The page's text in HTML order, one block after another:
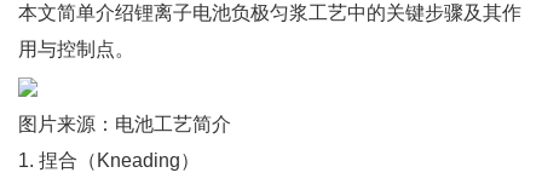
本文简单介绍锂离子电池负极匀浆工艺中的关键步骤及其作
用与控制点。
图片来源：电池工艺简介
1. 捏合（Kneading）